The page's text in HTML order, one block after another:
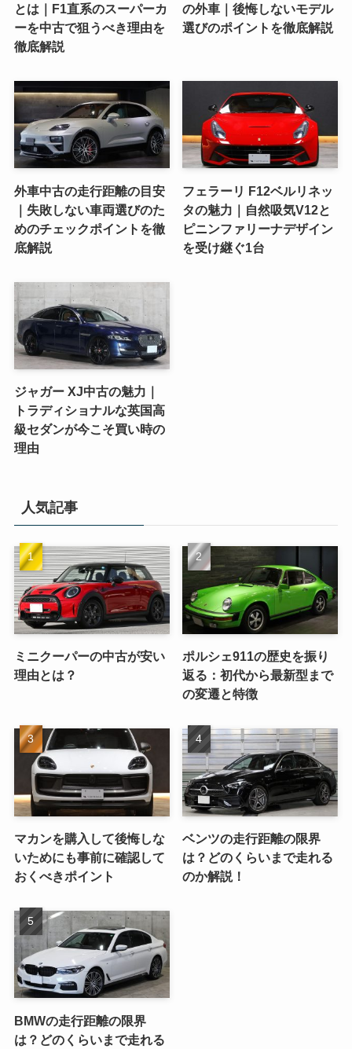
とは｜F1直系のスーパーカ
ーを中古で狙うべき理由を
徹底解説
の外車｜後悔しないモデル
選びのポイントを徹底解説
外車中古の走行距離の目安
｜失敗しない車両選びのた
めのチェックポイントを徹
底解説
フェラーリ F12ベルリネッ
タの魅力｜自然吸気V12と
ピニンファリーナデザイン
を受け継ぐ1台
ジャガー XJ中古の魅力｜
トラディショナルな英国高
級セダンが今こそ買い時の
理由
人気記事
ミニクーパーの中古が安い
理由とは？
ポルシェ911の歴史を振り
返る：初代から最新型まで
の変遷と特徴
マカンを購入して後悔しな
いためにも事前に確認して
おくべきポイント
ベンツの走行距離の限界
は？どのくらいまで走れる
のか解説！
BMWの走行距離の限界
は？どのくらいまで走れる